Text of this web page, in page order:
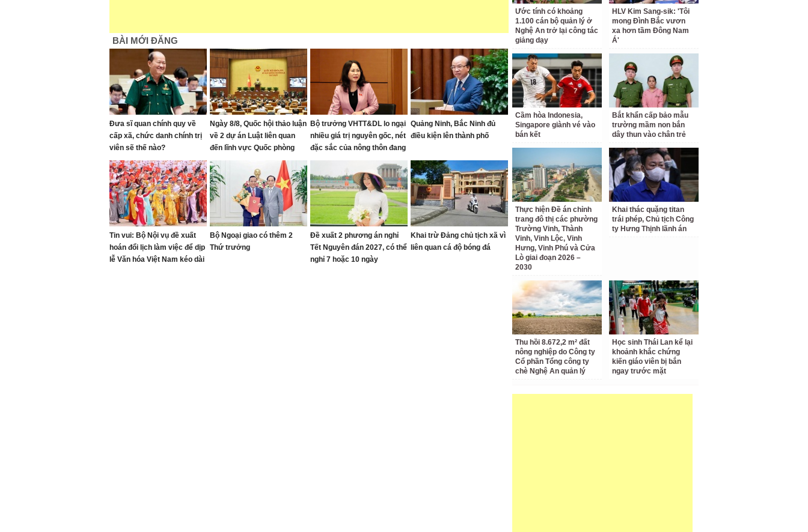
BÀI MỚI ĐĂNG
Đưa sĩ quan chính quy về
cấp xã, chức danh chính trị
viên sẽ thế nào?
Ngày 8/8, Quốc hội thảo luận
về 2 dự án Luật liên quan
đến lĩnh vực Quốc phòng
Bộ trưởng VHTT&DL lo ngại
nhiều giá trị nguyên gốc, nét
đặc sắc của nông thôn đang
bị "bê tông hóa"
Quảng Ninh, Bắc Ninh đủ
điều kiện lên thành phố
Tin vui: Bộ Nội vụ đề xuất
hoán đổi lịch làm việc để dịp
lễ Văn hóa Việt Nam kéo dài
Bộ Ngoại giao có thêm 2
Thứ trưởng
Đề xuất 2 phương án nghỉ
Tết Nguyên đán 2027, có thể
nghỉ 7 hoặc 10 ngày
Khai trừ Đảng chủ tịch xã vì
liên quan cá độ bóng đá
Ước tính có khoảng
1.100 cán bộ quản lý ở
Nghệ An trở lại công tác
giảng dạy
HLV Kim Sang-sik: 'Tôi
mong Đình Bắc vươn
xa hơn tầm Đông Nam
Á'
Cầm hòa Indonesia,
Singapore giành vé vào
bán kết
Bắt khẩn cấp bảo mẫu
trường mầm non bắn
dây thun vào chân trẻ
Thực hiện Đề án chỉnh
trang đô thị các phường
Trường Vinh, Thành
Vinh, Vinh Lộc, Vinh
Hưng, Vinh Phú và Cửa
Lò giai đoạn 2026 –
2030
Khai thác quặng titan
trái phép, Chủ tịch Công
ty Hưng Thịnh lãnh án
Thu hồi 8.672,2 m² đất
nông nghiệp do Công ty
Cổ phần Tổng công ty
chè Nghệ An quản lý
Học sinh Thái Lan kể lại
khoảnh khắc chứng
kiến giáo viên bị bắn
ngay trước mặt